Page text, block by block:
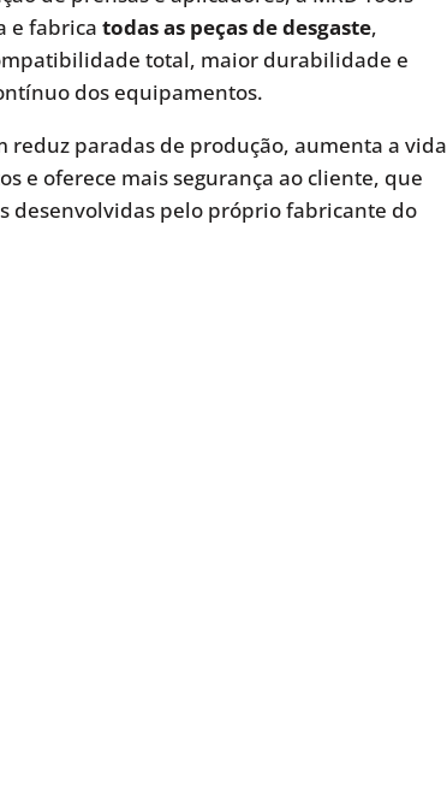
e fabricatodas as peças de desgaste,
total, maior durabilidade e
dos equipamentos.
reduz paradas de produção, aumenta a vida
e oferece mais segurança ao cliente, que
desenvolvidas pelo próprio fabricante do